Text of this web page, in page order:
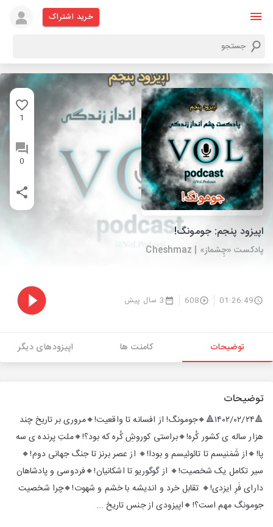
خرید اشتراک
1
0
اپیزود پنجم: جومونگ!
پادکست «چِشماز» | Cheshmaz
01:26:49
608 3 سال پیش
توضیحات کامنت ها اپیزودهای دیگر
توضیحات
🔺۱۴۰۲/۰۲/۲۴🔺​​​​​​​🔸جومونگ! از افسانه تا واقعیت!🔸مروری بر تاریخ چند
هزار ساله ی کشور کُره!🔸براستی کوروشِ کُره که بود؟!🔸ملتِ پرنده ی سه
پا!🔸از شَمَنیسم تا تائوئیسم و بودا!🔸 از عصر برنز تا جنگ جهانی دوم!🔸
سیر تکامل یک شخصیت!🔸 از گوگوریو تا اشکانیان!🔸فردوسی و پادشاهان
دارای فَرِ ایزدی!🔸 تقابل خرد و اندیشه با خشم و شهوت!🔸چرا شخصیت
جومونگ مهم است؟!🔸اپیزودی از جنس تاریخ ...